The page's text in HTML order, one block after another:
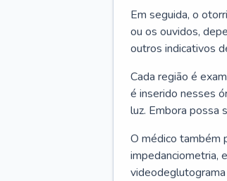
Em seguida, o
ou os ouvidos,
outros indicativos
Cada região é
é inserido nesses
luz. Embora possa
O médico também
impedanciometria,